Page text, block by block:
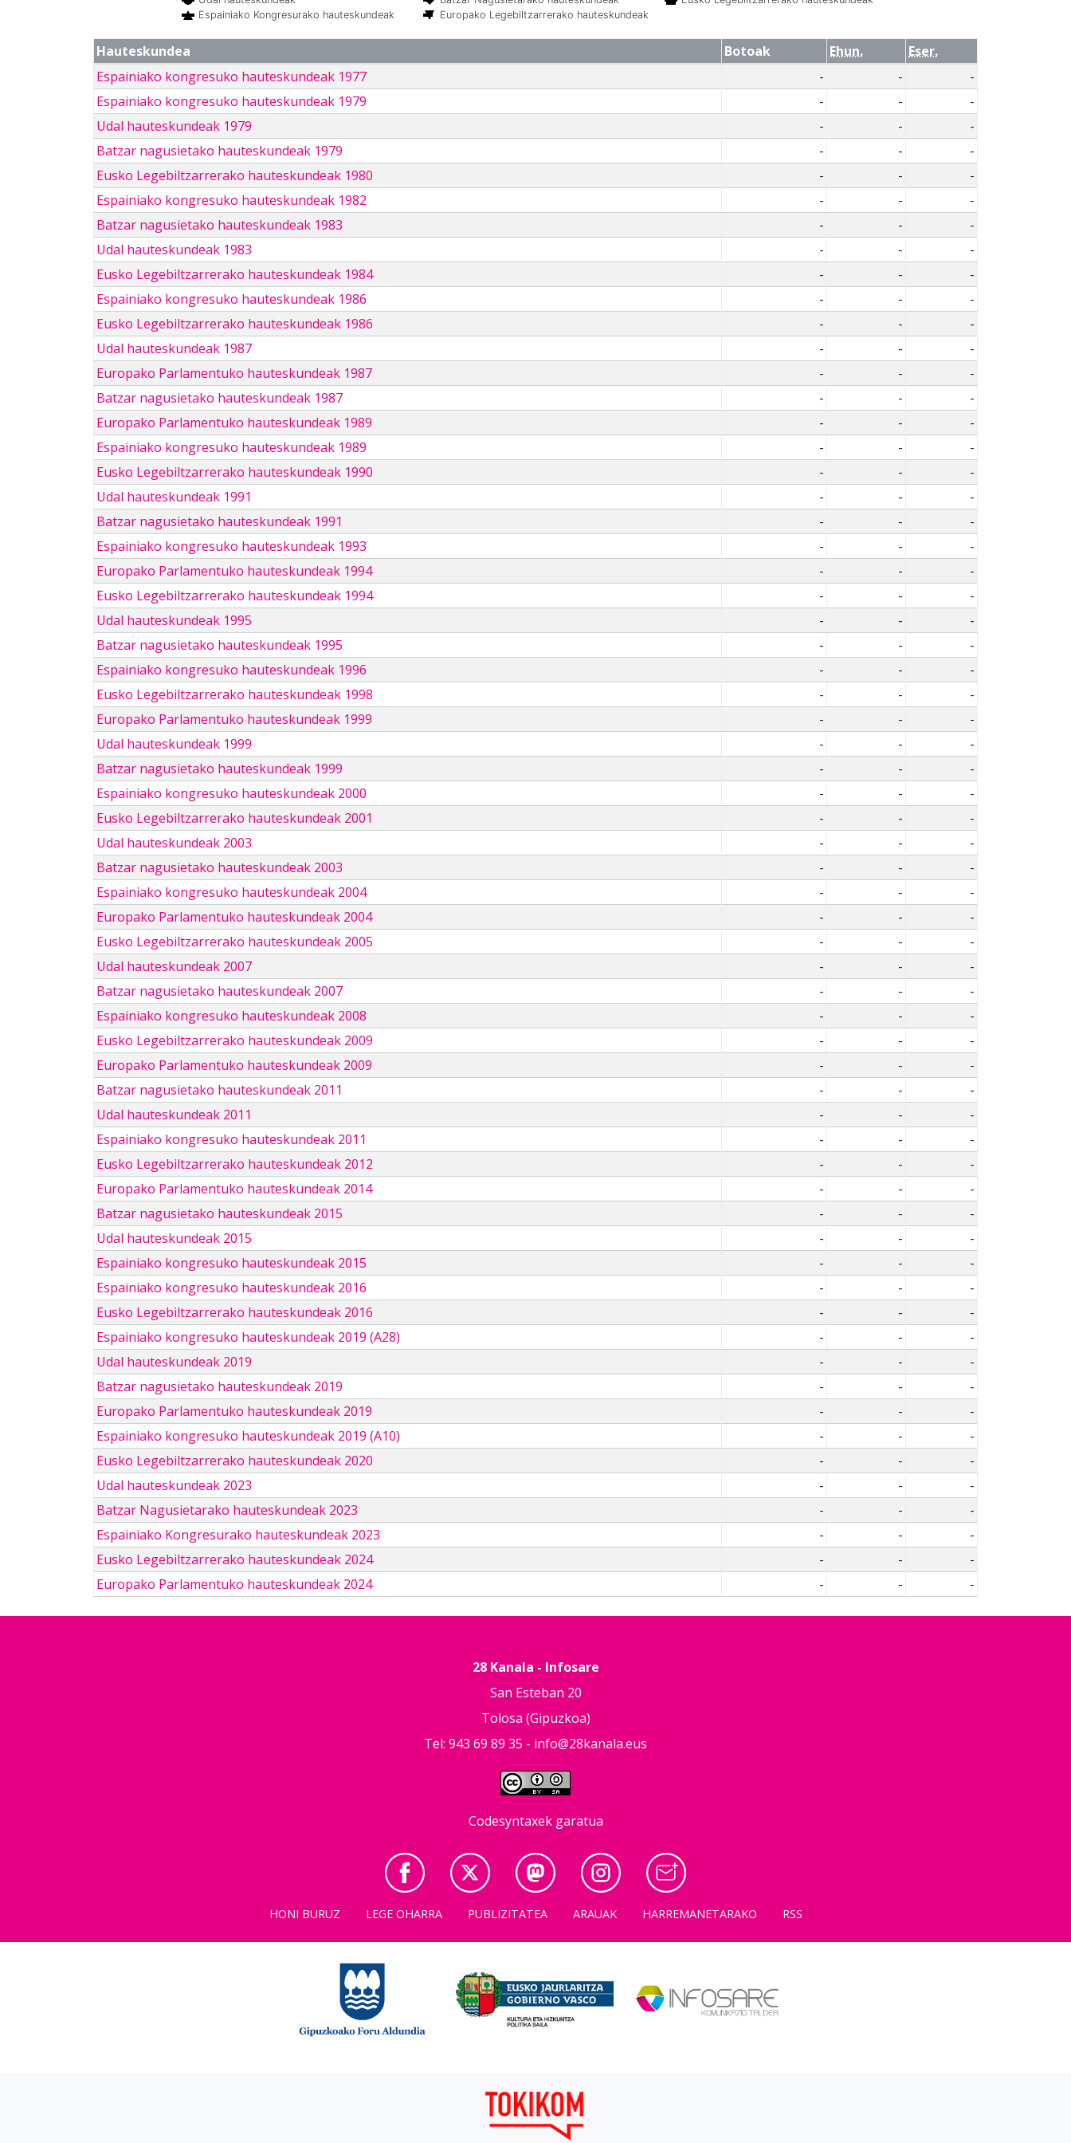
Espainiako Kongresurako hauteskundeak
Europako Legebiltzarrerako hauteskundeak
Hauteskundea Botoak Ehun.
Eser.
Espainiako kongresuko hauteskundeak 1977
- -
-
Espainiako kongresuko hauteskundeak 1979
- -
-
Udal hauteskundeak 1979
- -
-
Batzar nagusietako hauteskundeak 1979
- -
-
Eusko Legebiltzarrerako hauteskundeak 1980
- -
-
Espainiako kongresuko hauteskundeak 1982
- -
-
Batzar nagusietako hauteskundeak 1983
- -
-
Udal hauteskundeak 1983
- -
-
Eusko Legebiltzarrerako hauteskundeak 1984
- -
-
Espainiako kongresuko hauteskundeak 1986
- -
-
Eusko Legebiltzarrerako hauteskundeak 1986
- -
-
Udal hauteskundeak 1987
- -
-
Europako Parlamentuko hauteskundeak 1987
- -
-
Batzar nagusietako hauteskundeak 1987
- -
-
Europako Parlamentuko hauteskundeak 1989
- -
-
Espainiako kongresuko hauteskundeak 1989
- -
-
Eusko Legebiltzarrerako hauteskundeak 1990
- -
-
Udal hauteskundeak 1991
- -
-
Batzar nagusietako hauteskundeak 1991
- -
-
Espainiako kongresuko hauteskundeak 1993
- -
-
Europako Parlamentuko hauteskundeak 1994
- -
-
Eusko Legebiltzarrerako hauteskundeak 1994
- -
-
Udal hauteskundeak 1995
- -
-
Batzar nagusietako hauteskundeak 1995
- -
-
Espainiako kongresuko hauteskundeak 1996
- -
-
Eusko Legebiltzarrerako hauteskundeak 1998
- -
-
Europako Parlamentuko hauteskundeak 1999
- -
-
Udal hauteskundeak 1999
- -
-
Batzar nagusietako hauteskundeak 1999
- -
-
Espainiako kongresuko hauteskundeak 2000
- -
-
Eusko Legebiltzarrerako hauteskundeak 2001
- -
-
Udal hauteskundeak 2003
- -
-
Batzar nagusietako hauteskundeak 2003
- -
-
Espainiako kongresuko hauteskundeak 2004
- -
-
Europako Parlamentuko hauteskundeak 2004
- -
-
Eusko Legebiltzarrerako hauteskundeak 2005
- -
-
Udal hauteskundeak 2007
- -
-
Batzar nagusietako hauteskundeak 2007
- -
-
Espainiako kongresuko hauteskundeak 2008
- -
-
Eusko Legebiltzarrerako hauteskundeak 2009
- -
-
Europako Parlamentuko hauteskundeak 2009
- -
-
Batzar nagusietako hauteskundeak 2011
- -
-
Udal hauteskundeak 2011
- -
-
Espainiako kongresuko hauteskundeak 2011
- -
-
Eusko Legebiltzarrerako hauteskundeak 2012
- -
-
Europako Parlamentuko hauteskundeak 2014
- -
-
Batzar nagusietako hauteskundeak 2015
- -
-
Udal hauteskundeak 2015
- -
-
Espainiako kongresuko hauteskundeak 2015
- -
-
Espainiako kongresuko hauteskundeak 2016
- -
-
Eusko Legebiltzarrerako hauteskundeak 2016
- -
-
Espainiako kongresuko hauteskundeak 2019 (A28)
- -
-
Udal hauteskundeak 2019
- -
-
Batzar nagusietako hauteskundeak 2019
- -
-
Europako Parlamentuko hauteskundeak 2019
- -
-
Espainiako kongresuko hauteskundeak 2019 (A10)
- -
-
Eusko Legebiltzarrerako hauteskundeak 2020
- -
-
Udal hauteskundeak 2023
- -
-
Batzar Nagusietarako hauteskundeak 2023
- -
-
Espainiako Kongresurako hauteskundeak 2023
- -
-
Eusko Legebiltzarrerako hauteskundeak 2024
- -
-
Europako Parlamentuko hauteskundeak 2024
- - -
28 Kanala - Infosare
San Esteban 20
Tolosa (Gipuzkoa)
Tel: 943 69 89 35 - info@28kanala.eus
Codesyntaxek garatua
HONI BURUZ LEGE OHARRA PUBLIZITATEA ARAUAK HARREMANETARAKO RSS